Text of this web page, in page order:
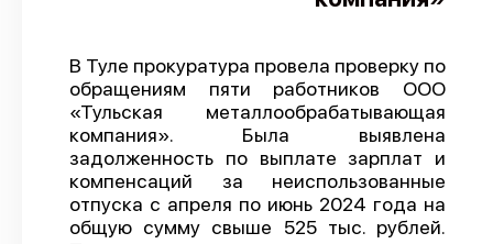
Предложить публикацию
Справочник
API
О проекте
Политика конфиденциальности
В Туле прокуратура провела проверку по
обращениям пяти работников ООО
«Тульская металлообрабатывающая
компания». Была выявлена
задолженность по выплате зарплат и
компенсаций за неиспользованные
отпуска с апреля по июнь 2024 года на
общую сумму свыше 525 тыс. рублей.